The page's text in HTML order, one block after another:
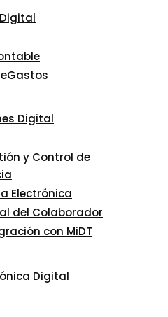
Digital
y Control de
Electrónica
del Colaborador
con MiDT
Digital